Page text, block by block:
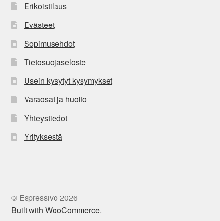
Erikoistilaus
Evästeet
Sopimusehdot
Tietosuojaseloste
Usein kysytyt kysymykset
Varaosat ja huolto
Yhteystiedot
Yrityksestä
© Espressivo 2026
Built with WooCommerce.